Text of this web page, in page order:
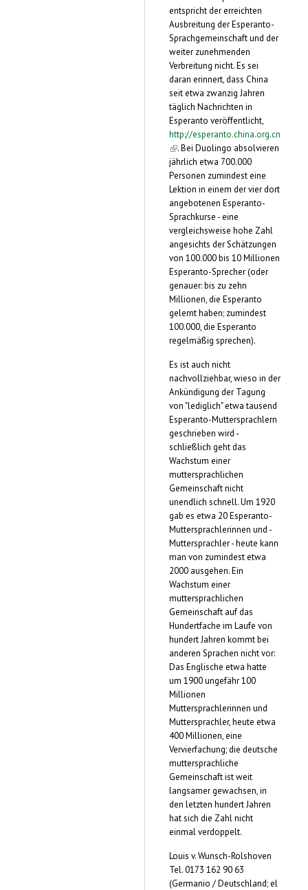
entspricht der erreichten
Ausbreitung der Esperanto-
Sprachgemeinschaft und der
weiter zunehmenden
Verbreitung nicht. Es sei
daran erinnert, dass China
seit etwa zwanzig Jahren
täglich Nachrichten in
Esperanto veröffentlicht,
http://esperanto.china.org.cn
(link is external)
. Bei Duolingo absolvieren
jährlich etwa 700.000
Personen zumindest eine
Lektion in einem der vier dort
angebotenen Esperanto-
Sprachkurse - eine
vergleichsweise hohe Zahl
angesichts der Schätzungen
von 100.000 bis 10 Millionen
Esperanto-Sprecher (oder
genauer: bis zu zehn
Millionen, die Esperanto
gelernt haben; zumindest
100.000, die Esperanto
regelmäßig sprechen).
Es ist auch nicht
nachvollziehbar, wieso in der
Ankündigung der Tagung
von "lediglich" etwa tausend
Esperanto-Muttersprachlern
geschrieben wird -
schließlich geht das
Wachstum einer
muttersprachlichen
Gemeinschaft nicht
unendlich schnell. Um 1920
gab es etwa 20 Esperanto-
Muttersprachlerinnen und -
Muttersprachler - heute kann
man von zumindest etwa
2000 ausgehen. Ein
Wachstum einer
muttersprachlichen
Gemeinschaft auf das
Hundertfache im Laufe von
hundert Jahren kommt bei
anderen Sprachen nicht vor:
Das Englische etwa hatte
um 1900 ungefähr 100
Millionen
Muttersprachlerinnen und
Muttersprachler, heute etwa
400 Millionen, eine
Vervierfachung; die deutsche
muttersprachliche
Gemeinschaft ist weit
langsamer gewachsen, in
den letzten hundert Jahren
hat sich die Zahl nicht
einmal verdoppelt.
Louis v. Wunsch-Rolshoven
Tel. 0173 162 90 63
(Germanio / Deutschland; el